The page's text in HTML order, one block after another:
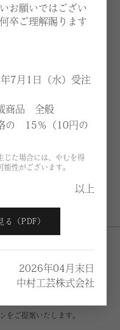
お願いではござい
卒ご理解賜ります
7月1日（水）受注
商品 全般
の 15％（10円の
じた場合には、やむを得
性がございます。
以上
（PDF）
2026年04月末日
中村工芸株式会社
ンプルを実際に見て触れて体
をご提案いたします。